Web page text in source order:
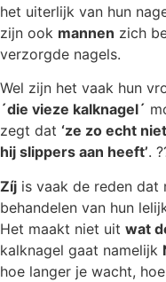
het uiterlijk van hun
zijn ook mannen zich
verzorgde nagels.
Wel zijn het vaak hun
´die vieze kalknagel´
zegt dat ‘ze zo echt
hij slippers aan heeft’.
Zíj is vaak de reden dat
behandelen van hun
Het maakt niet uit wat
kalknagel gaat namelijk
hoe langer je wacht,